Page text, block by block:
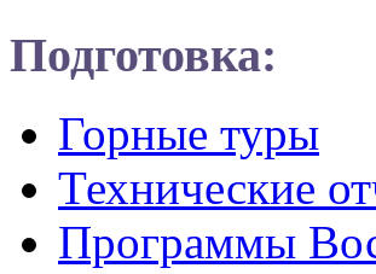
Подготовка:
Горные туры
Технические
Программы